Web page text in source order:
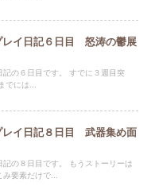
イ日記６日目 怒涛の鬱展
の６日目です。 すでに３週目突
でには...
イ日記８日目 武器集め面
の８日目です。 もうストーリーは
み要素だけで...